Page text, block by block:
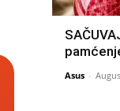
Asus -